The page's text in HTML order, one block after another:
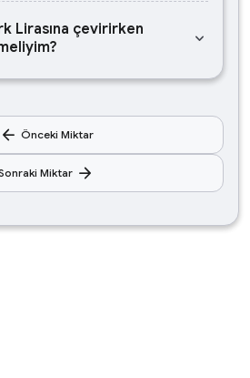
Lirasına çevirirken
keyboard_arrow_down
arrow_back Önceki Miktar
Miktar arrow_forward